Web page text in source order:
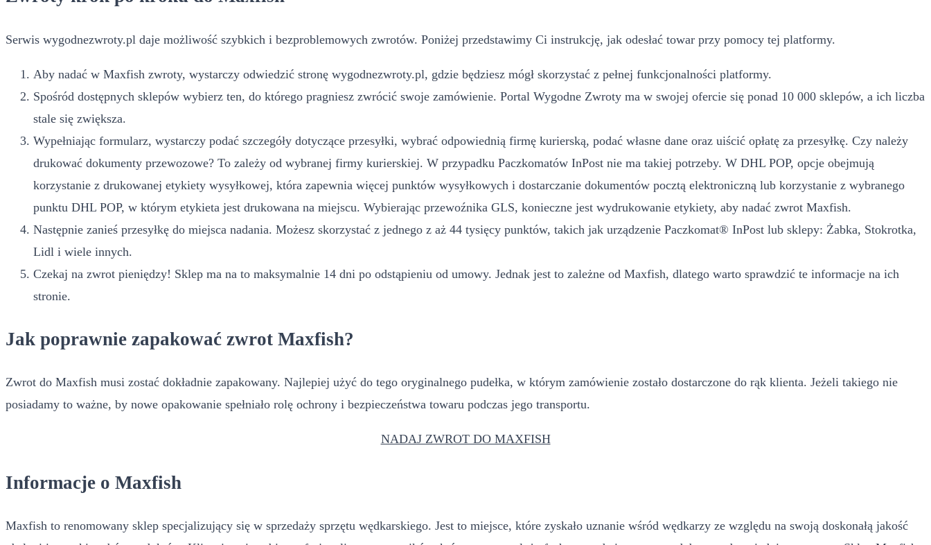
Serwis wygodnezwroty.pl daje możliwość szybkich i bezproblemowych zwrotów. Poniżej przedstawimy Ci instrukcję, jak odesłać towar przy pomocy tej platformy.
Aby nadać w Maxfish zwroty, wystarczy odwiedzić stronę wygodnezwroty.pl, gdzie będziesz mógł skorzystać z pełnej funkcjonalności platformy.
Spośród dostępnych sklepów wybierz ten, do którego pragniesz zwrócić swoje zamówienie. Portal Wygodne Zwroty ma w swojej ofercie się ponad 10 000 sklepów, a ich liczba
stale się zwiększa.
Wypełniając formularz, wystarczy podać szczegóły dotyczące przesyłki, wybrać odpowiednią firmę kurierską, podać własne dane oraz uiścić opłatę za przesyłkę. Czy należy
drukować dokumenty przewozowe? To zależy od wybranej firmy kurierskiej. W przypadku Paczkomatów InPost nie ma takiej potrzeby. W DHL POP, opcje obejmują
korzystanie z drukowanej etykiety wysyłkowej, która zapewnia więcej punktów wysyłkowych i dostarczanie dokumentów pocztą elektroniczną lub korzystanie z wybranego
punktu DHL POP, w którym etykieta jest drukowana na miejscu. Wybierając przewoźnika GLS, konieczne jest wydrukowanie etykiety, aby nadać zwrot Maxfish.
Następnie zanieś przesyłkę do miejsca nadania. Możesz skorzystać z jednego z aż 44 tysięcy punktów, takich jak urządzenie Paczkomat® InPost lub sklepy: Żabka, Stokrotka,
Lidl i wiele innych.
Czekaj na zwrot pieniędzy! Sklep ma na to maksymalnie 14 dni po odstąpieniu od umowy. Jednak jest to zależne od Maxfish, dlatego warto sprawdzić te informacje na ich
stronie.
Jak poprawnie zapakować zwrot Maxfish?
Zwrot do Maxfish musi zostać dokładnie zapakowany. Najlepiej użyć do tego oryginalnego pudełka, w którym zamówienie zostało dostarczone do rąk klienta. Jeżeli takiego nie
posiadamy to ważne, by nowe opakowanie spełniało rolę ochrony i bezpieczeństwa towaru podczas jego transportu.
NADAJ ZWROT DO MAXFISH
Informacje o Maxfish
Maxfish to renomowany sklep specjalizujący się w sprzedaży sprzętu wędkarskiego. Jest to miejsce, które zyskało uznanie wśród wędkarzy ze względu na swoją doskonałą jakość